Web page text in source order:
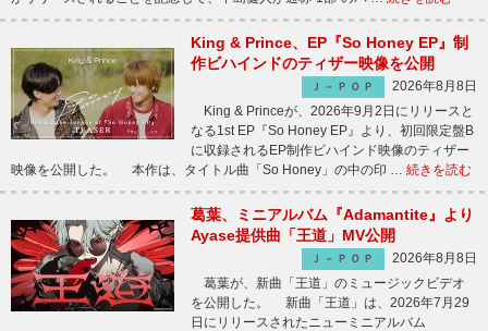
King & Prince、EP『So Honey EP』制
作ビハインドのティザー映像を公開
Ｊ－ＰＯＰ
2026年8月8日
King & Princeが、2026年9月2日にリリースと
なる1st EP『So Honey EP』より、初回限定盤B
に収録されるEP制作ビハインド映像のティザー
映像を公開した。 本作は、タイトル曲「So Honey」の中の印 … 続きを読む
葛葉、ミニアルバム『Adamantite』より
Ayase提供曲「王道」MV公開
Ｊ－ＰＯＰ
2026年8月8日
葛葉が、新曲「王道」のミュージックビデオ
を公開した。 新曲「王道」は、2026年7月29
日にリリースされたニューミニアルバム